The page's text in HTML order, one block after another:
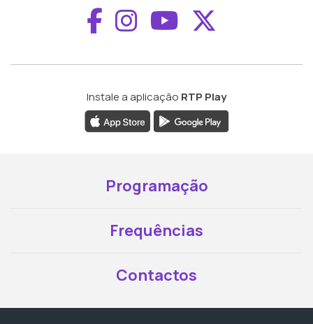
Aceder ao
Aceder ao
Aceder ao
Instale a aplicação RTP Play
Programação
Frequências
Contactos